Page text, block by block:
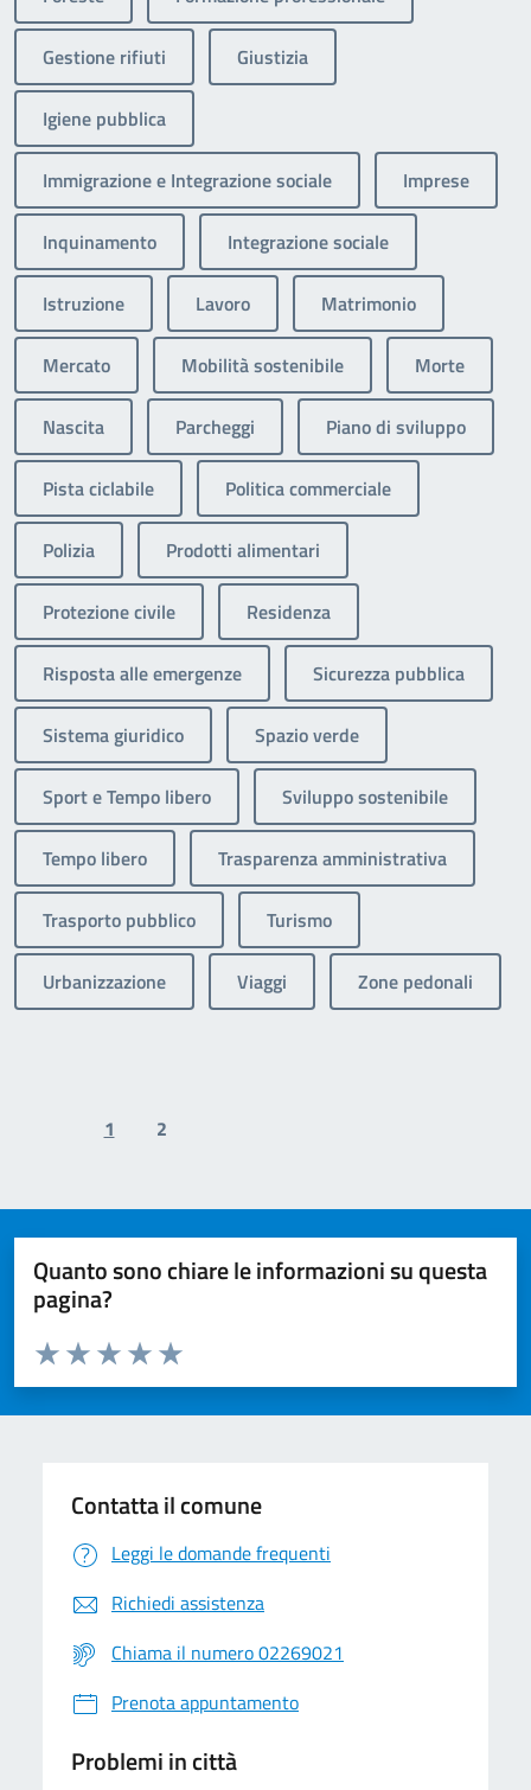
Gestione rifiuti Giustizia
Igiene pubblica
Immigrazione e Integrazione sociale Imprese
Inquinamento Integrazione sociale
Istruzione Lavoro Matrimonio
Mercato Mobilità sostenibile Morte
Nascita Parcheggi Piano di sviluppo
Pista ciclabile Politica commerciale
Polizia Prodotti alimentari
Protezione civile Residenza
Risposta alle emergenze Sicurezza pubblica
Sistema giuridico Spazio verde
Sport e Tempo libero Sviluppo sostenibile
Tempo libero Trasparenza amministrativa
Trasporto pubblico Turismo
Urbanizzazione Viaggi Zone pedonali
Previous page
1 2
Quanto sono chiare le informazioni su questa
pagina?
Valuta da 1 a 5 stelle la pagina
Valuta 5 stelle su 5
Valuta 4 stelle su 5
Valuta 3 stelle su 5
Valuta 2 stelle su 5
Valuta 1 stelle su 5
Contatta il comune
Leggi le domande frequenti
Richiedi assistenza
Chiama il numero 02269021
Prenota appuntamento
Problemi in città